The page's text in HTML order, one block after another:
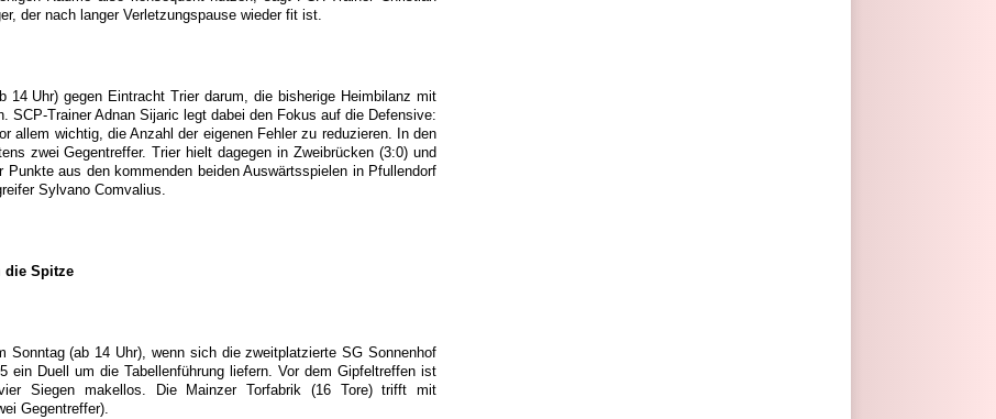
der nach langer Verletzungspause wieder fit ist.
Uhr) gegen Eintracht Trier darum, die bisherige Heimbilanz mit
SCP-Trainer Adnan Sijaric legt dabei den Fokus auf die Defensive:
allem wichtig, die Anzahl der eigenen Fehler zu reduzieren. In den
zwei Gegentreffer. Trier hielt dagegen in Zweibrücken (3:0) und
Punkte aus den kommenden beiden Auswärtsspielen in Pfullendorf
Sylvano Comvalius.
die Spitze
(ab 14 Uhr), wenn sich die zweitplatzierte SG Sonnenhof
Duell um die Tabellenführung liefern. Vor dem Gipfeltreffen ist
Siegen makellos. Die Mainzer Torfabrik (16 Tore) trifft mit
Gegentreffer).